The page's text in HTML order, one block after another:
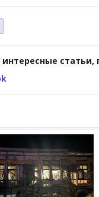
интересные